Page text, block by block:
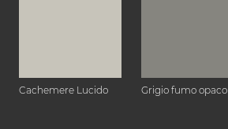
Cachemere Lucido Grigio fumo opaco